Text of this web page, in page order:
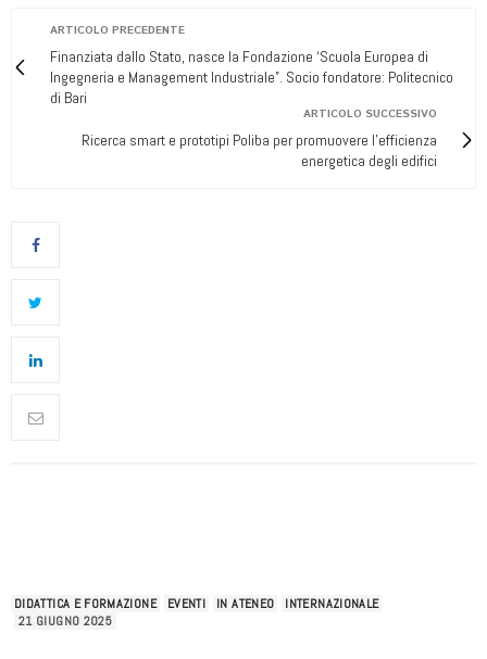
ARTICOLO PRECEDENTE
Finanziata dallo Stato, nasce la Fondazione ‘Scuola Europea di
Ingegneria e Management Industriale”. Socio fondatore: Politecnico
di Bari
ARTICOLO SUCCESSIVO
Ricerca smart e prototipi Poliba per promuovere l’efficienza
energetica degli edifici
DIDATTICA E FORMAZIONE EVENTI IN ATENEO
INTERNAZIONALE
21 GIUGNO 2025